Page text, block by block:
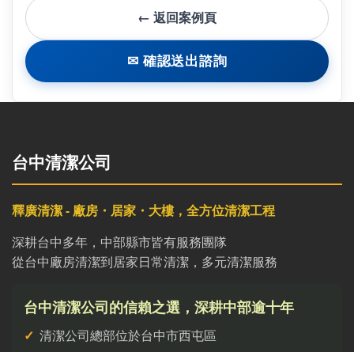
← 返回案例頁
✉ 確認送出諮詢
台中清潔公司
釋廣清潔 - 廠房・居家・大樓，全方位清潔工程
深耕台中多年，中部縣市皆有服務團隊
從台中廠房清潔到居家日常清潔，多元清潔服務
台中清潔公司的信賴之選，深耕中部逾十年
清潔公司總部位於台中市西屯區